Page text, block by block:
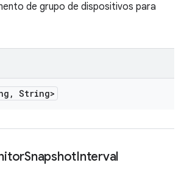
de grupo de dispositivos para
, String>
SnapshotInterval